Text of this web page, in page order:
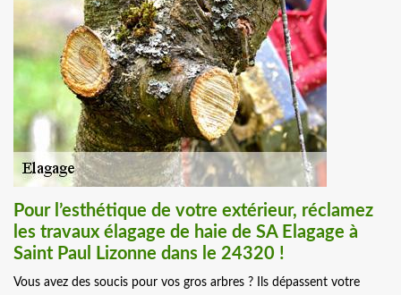
Pour l’esthétique de votre extérieur, réclamez
les travaux élagage de haie de SA Elagage à
Saint Paul Lizonne dans le 24320 !
Vous avez des soucis pour vos gros arbres ? Ils dépassent votre